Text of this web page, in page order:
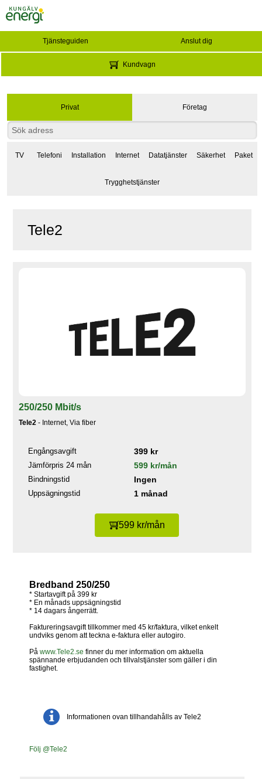
Tjänsteguiden Anslut dig
Kundvagn
Privat Företag
TV Telefoni Installation Internet Datatjänster Säkerhet Paket
Trygghetstjänster
Tele2
250/250 Mbit/s
Tele2 - Internet, Via fiber
Engångsavgift 399 kr
Jämförpris 24 mån 599 kr/mån
Bindningstid Ingen
Uppsägningstid 1 månad
599 kr/mån
Bredband 250/250
* Startavgift på 399 kr
* En månads uppsägningstid
* 14 dagars ångerrätt.
Faktureringsavgift tillkommer med 45 kr/faktura, vilket enkelt
undviks genom att teckna e-faktura eller autogiro.
På www.Tele2.se finner du mer information om aktuella
spännande erbjudanden och tillvalstjänster som gäller i din
fastighet.
Informationen ovan tillhandahålls av Tele2
Följ @Tele2